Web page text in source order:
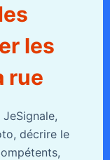
les
rue
décrire le